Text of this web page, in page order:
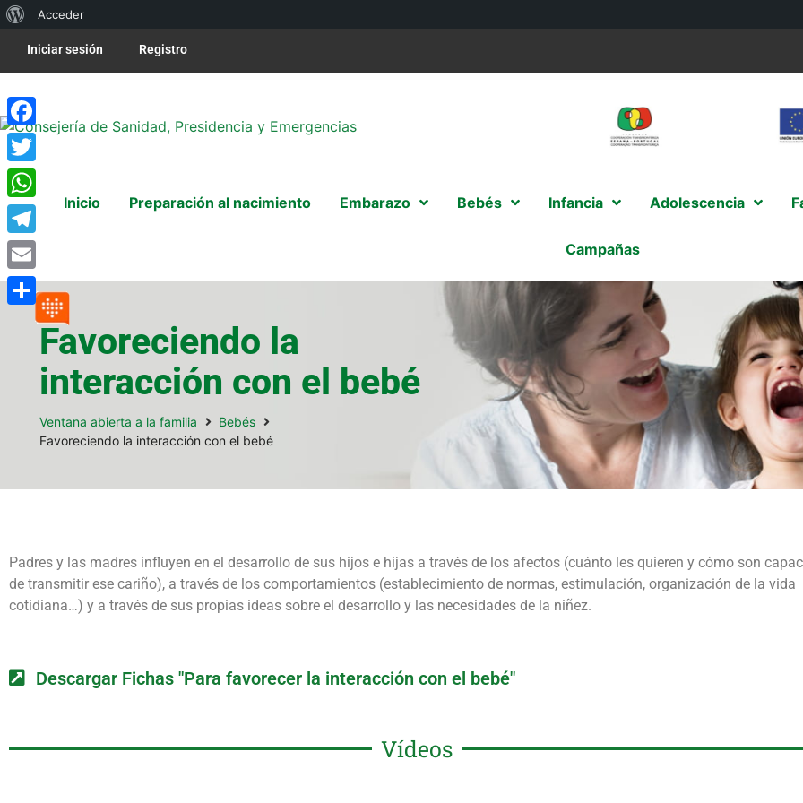
Acceder
Iniciar sesión Registro
Inicio Preparación al nacimiento Embarazo Bebés Infancia Adolescencia
Campañas
Favoreciendo la
interacción con el bebé
Ventana abierta a la familia
Bebés
Favoreciendo la interacción con el bebé
Padres y las madres influyen en el desarrollo de sus hijos e hijas a través de los afectos (cuánto les quieren y cómo son
de transmitir ese cariño), a través de los comportamientos (establecimiento de normas, estimulación, organización de la vida
cotidiana…) y a través de sus propias ideas sobre el desarrollo y las necesidades de la niñez.
Descargar Fichas "Para favorecer la interacción con el bebé"
Vídeos
Facebook
Twitter
WhatsApp
Telegram
Email
Compartir